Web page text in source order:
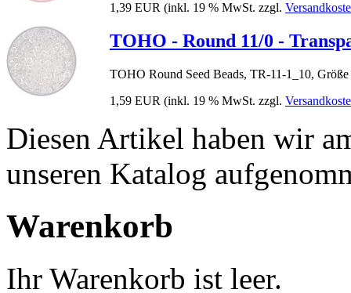
1,39 EUR (inkl. 19 % MwSt. zzgl.
TOHO - Round 11/0 -
TOHO Round Seed Beads, TR-11-1_10, Größe
1,59 EUR (inkl. 19 % MwSt. zzgl.
Diesen Artikel haben wir
unseren Katalog
Warenkorb
Ihr Warenkorb ist leer.